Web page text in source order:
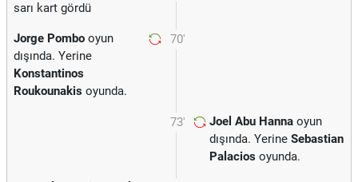
sarı kart gördü
70'
Jorge Pombo oyun
dışında. Yerine
Konstantinos
Roukounakis oyunda.
73' Joel Abu Hanna oyun
dışında. Yerine Sebastian
Palacios oyunda.